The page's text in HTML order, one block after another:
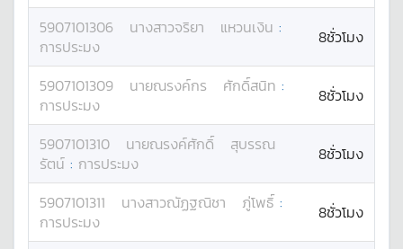
5907101306 นางสาวจริยา แหวนเงิน :
การประมง
8ชั่วโมง
5907101309 นายณรงค์กร ศักดิ์สนิท :
การประมง
8ชั่วโมง
5907101310 นายณรงค์ศักดิ์
สุบรรณ
รัตน์ : การประมง 8ชั่วโมง
5907101311 นางสาวณัฏฐณิชา ภู่โพธิ์ :
การประมง
8ชั่วโมง